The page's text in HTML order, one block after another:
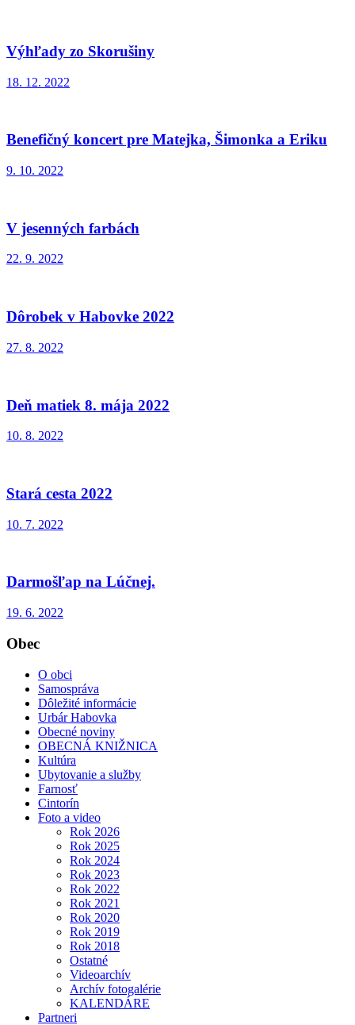
Výhľady zo Skorušiny
18. 12. 2022
Benefičný koncert pre Matejka, Šimonka a Eriku
9. 10. 2022
V jesenných farbách
22. 9. 2022
Dôrobek v Habovke 2022
27. 8. 2022
Deň matiek 8. mája 2022
10. 8. 2022
Stará cesta 2022
10. 7. 2022
Darmošľap na Lúčnej.
19. 6. 2022
Obec
O obci
Samospráva
Dôležité informácie
Urbár Habovka
Obecné noviny
OBECNÁ KNIŽNICA
Kultúra
Ubytovanie a služby
Farnosť
Cintorín
Foto a video
Rok 2026
Rok 2025
Rok 2024
Rok 2023
Rok 2022
Rok 2021
Rok 2020
Rok 2019
Rok 2018
Ostatné
Videoarchív
Archív fotogalérie
KALENDÁRE
Partneri